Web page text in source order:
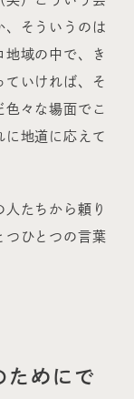
、そういうのは
域の中で、き
ていければ、そ
々な場面でこ
に地道に応えて
たちから頼り
つひとつの言葉
ためにで